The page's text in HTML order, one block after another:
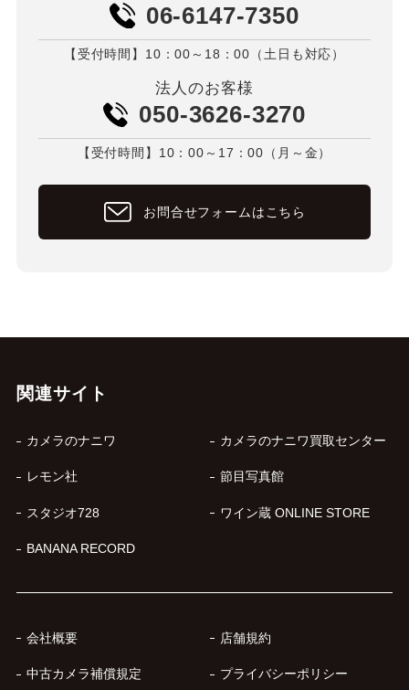
06-6147-7350
【受付時間】10：00～18：00（土日も対応）
法人のお客様
050-3626-3270
【受付時間】10：00～17：00（月～金）
お問合せフォームはこちら
関連サイト
カメラのナニワ カメラのナニワ買取センター
レモン社 節目写真館
スタジオ728 ワイン蔵 ONLINE STORE
BANANA RECORD
会社概要 店舗規約
中古カメラ補償規定 プライバシーポリシー